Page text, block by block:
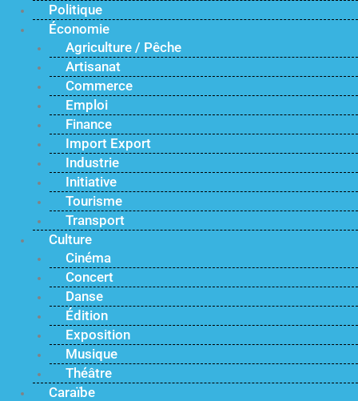
Politique
Économie
Agriculture / Pêche
Artisanat
Commerce
Emploi
Finance
Import Export
Industrie
Initiative
Tourisme
Transport
Culture
Cinéma
Concert
Danse
Édition
Exposition
Musique
Théâtre
Caraïbe